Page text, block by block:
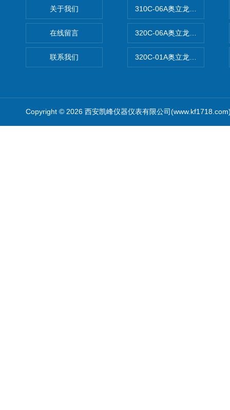
关于我们
在线留言
联系我们
310C-06A奥立龙实验室台式
320C-06A奥立龙实验室便携
320C-01A奥立龙实验室便携
Copyright © 2026 西安凯峰仪器仪表有限公司